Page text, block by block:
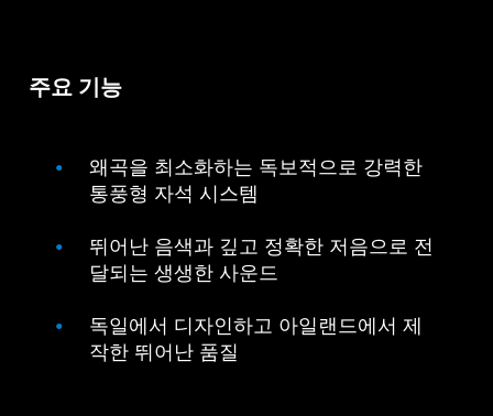
주요 기능
왜곡을 최소화하는 독보적으로 강력한
통풍형 자석 시스템
뛰어난 음색과 깊고 정확한 저음으로 전
달되는 생생한 사운드
독일에서 디자인하고 아일랜드에서 제
작한 뛰어난 품질